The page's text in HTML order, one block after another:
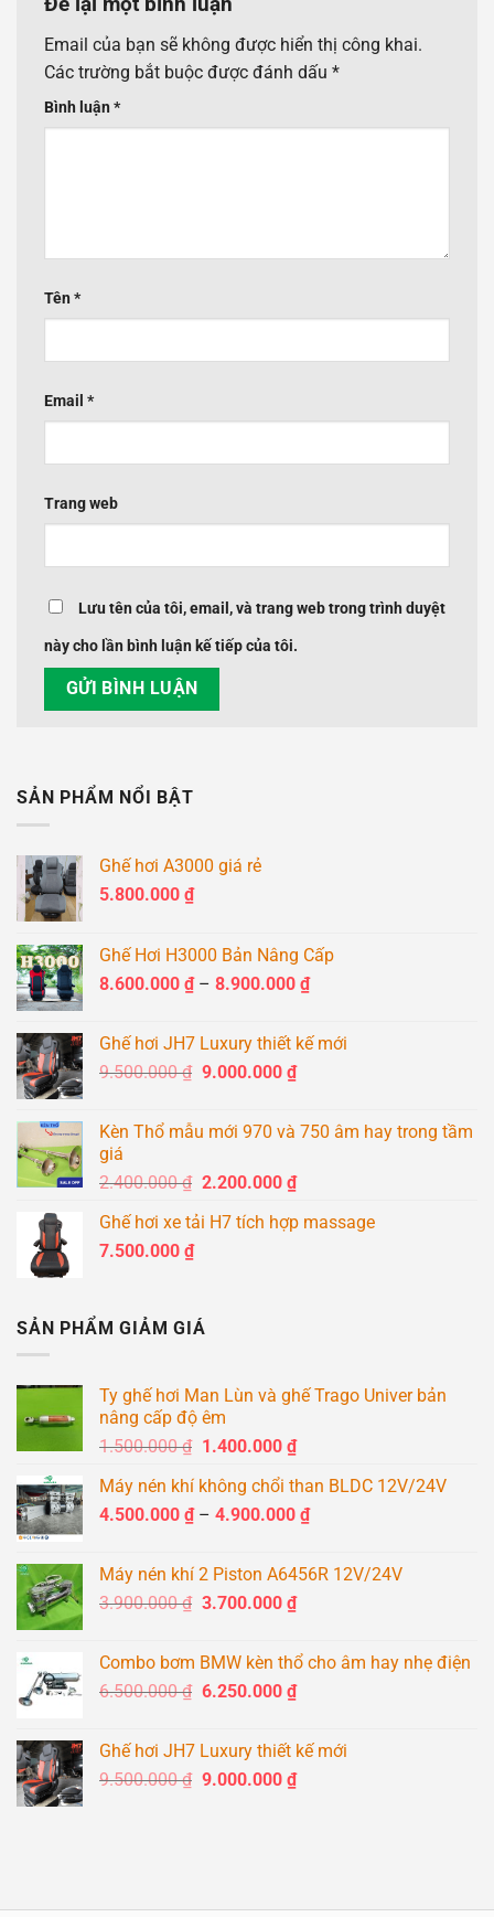
Email của bạn sẽ không được hiển thị công khai.
Các trường bắt buộc được đánh dấu *
Bình luận *
Tên *
Email *
Trang web
Lưu tên của tôi, email, và trang web trong trình duyệt
này cho lần bình luận kế tiếp của tôi.
SẢN PHẨM NỔI BẬT
Ghế hơi A3000 giá rẻ
5.800.000 ₫
Ghế Hơi H3000 Bản Nâng Cấp
8.600.000 ₫ – 8.900.000 ₫Khoảng
8.600.000 ₫
Ghế hơi JH7 Luxury thiết kế mới
9.500.000₫ Giá
9.500.000 ₫.
9.000.000 ₫Giá
là:
Kèn Thổ mẫu mới 970 và 750 âm hay trong tầm
giá
2.400.000₫ Giá
là:
2.200.000 ₫Giá
tại
Ghế hơi xe tải H7 tích hợp massage
7.500.000 ₫
SẢN PHẨM GIẢM GIÁ
Ty ghế hơi Man Lùn và ghế Trago Univer bản
nâng cấp độ êm
1.500.000₫ Giá
là:
1.500.000 ₫.
1.400.000 ₫Giá
tại
là:
Máy nén khí không chổi than BLDC 12V/24V
4.500.000 ₫ – 4.900.000 ₫Khoảng
4.500.000 ₫
Máy nén khí 2 Piston A6456R 12V/24V
3.900.000₫ Giá
3.900.000 ₫.
3.700.000 ₫Giá
tại
là:
3.700.000 ₫.
Combo bơm BMW kèn thổ cho âm hay nhẹ điện
6.500.000₫ Giá
6.500.000 ₫.
6.250.000 ₫Giá
là:
6.250.000 ₫.
Ghế hơi JH7 Luxury thiết kế mới
9.500.000₫ Giá
9.000.000 ₫Giá